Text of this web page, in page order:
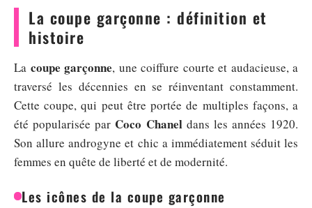
La coupe garçonne : définition et
histoire
La coupe garçonne, une coiffure courte et audacieuse, a
traversé les décennies en se réinventant constamment.
Cette coupe, qui peut être portée de multiples façons, a
été popularisée par Coco Chaneldans les années 1920.
Son allure androgyne et chic a immédiatement séduit les
femmes en quête de liberté et de modernité.
Les icônes de la coupe garçonne